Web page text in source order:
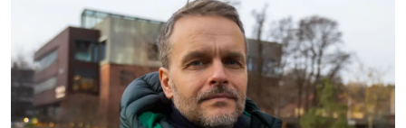
politidirektoratet